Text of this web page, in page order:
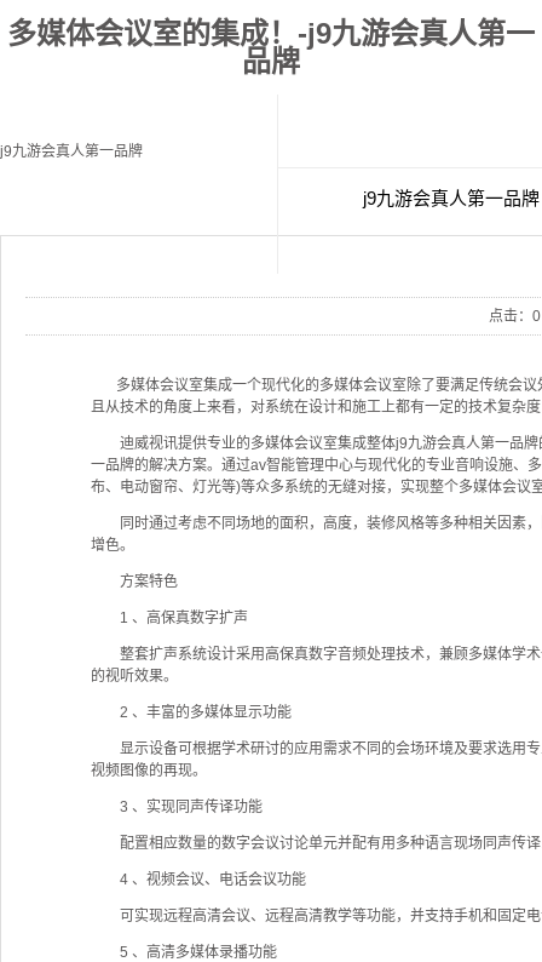
多媒体会议室的集成！-j9九游会真人第一
品牌
j9九游会真人第一品牌
j9九游会真人第一品牌
点击： 0
多媒体会议室集成一个现代化的多媒体会议室除了要满足传统会议
且从技术的角度上来看，对系统在设计和施工上都有一定的技术复杂
迪威视讯提供专业的多媒体会议室集成整体j9九游会真人第一品牌
一品牌的解决方案。通过av智能管理中心与现代化的专业音响设施、
布、电动窗帘、灯光等)等众多系统的无缝对接，实现整个多媒体会议
同时通过考虑不同场地的面积，高度，装修风格等多种相关因素，
增色。
方案特色
1 、高保真数字扩声
整套扩声系统设计采用高保真数字音频处理技术，兼顾多媒体学术
的视听效果。
2 、丰富的多媒体显示功能
显示设备可根据学术研讨的应用需求不同的会场环境及要求选用专
视频图像的再现。
3 、实现同声传译功能
配置相应数量的数字会议讨论单元并配有用多种语言现场同声传
4 、视频会议、电话会议功能
可实现远程高清会议、远程高清教学等功能，并支持手机和固定电
5 、高清多媒体录播功能